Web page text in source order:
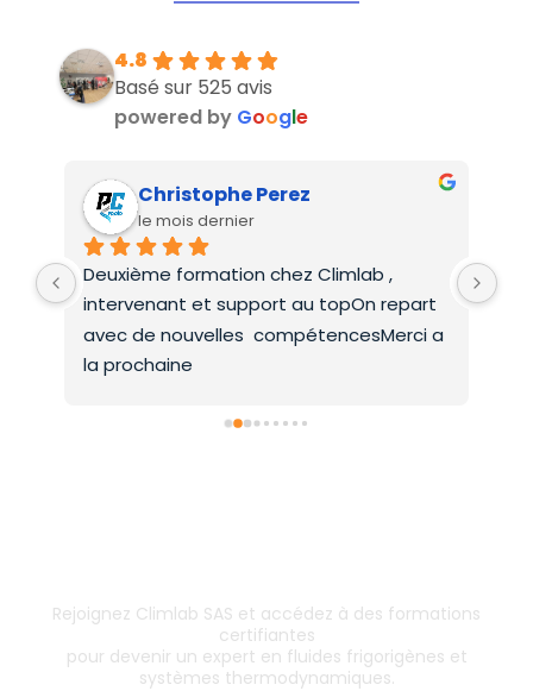
4.8
Basé sur 525 avis
powered by Google
Christophe Perez
le mois dernier
Deuxième formation chez Climlab ,
intervenant et support au topOn repart
avec de nouvelles  compétencesMerci a
la prochaine
Rejoignez Climlab SAS et accédez à des formations
certifiantes
pour devenir un expert en fluides frigorigènes et
systèmes thermodynamiques.